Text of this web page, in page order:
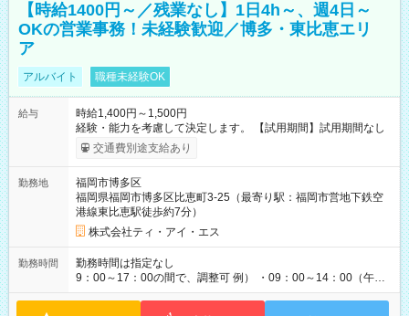
【時給1400円～／残業なし】1日4h～、週4日～
OKの営業事務！未経験歓迎／博多・東比恵エリ
ア
アルバイト 職種未経験OK
給与
時給1,400円～1,500円
経験・能力を考慮して決定します。 【試用期間】試用期間なし
交通費別途支給あり
勤務地
福岡市博多区
福岡県福岡市博多区比恵町3-25（最寄り駅：福岡市営地下鉄空
港線東比恵駅徒歩約7分）
株式会社ティ・アイ・エス
勤務時間
勤務時間は指定なし
9：00～17：00の間で、調整可 例） ・09：00～14：00（午後
からは家事に） ・10：00～16：00（朝はゆっくりスタート）